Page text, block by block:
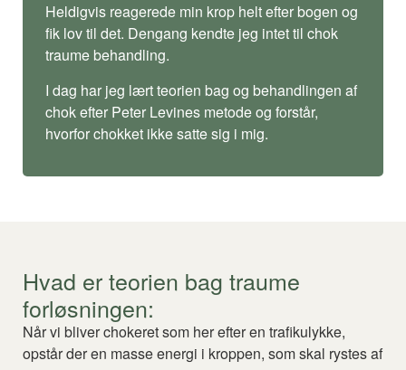
Heldigvis reagerede min krop helt efter bogen og
fik lov til det. Dengang kendte jeg intet til chok
traume behandling.
I dag har jeg lært teorien bag og behandlingen af
chok efter Peter Levines metode og forstår,
hvorfor chokket ikke satte sig i mig.
Hvad er teorien bag traume
forløsningen:
Når vi bliver chokeret som her efter en trafikulykke,
opstår der en masse energi i kroppen, som skal rystes af